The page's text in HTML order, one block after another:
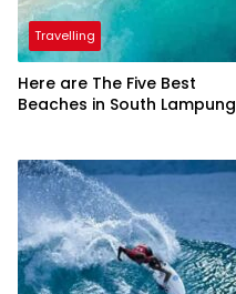
Travelling
Here are The Five Best
Beaches in South Lampung